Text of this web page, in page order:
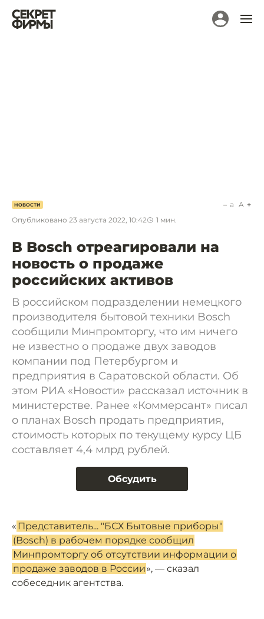
НОВОСТИ
Опубликовано 23 августа 2022, 10:42 1 мин.
a A
В Bosch отреагировали на
новость о продаже
российских активов
В российском подразделении немецкого
производителя бытовой техники Bosch
сообщили Минпромторгу, что им ничего
не известно о продаже двух заводов
компании под Петербургом и
предприятия в Саратовской области. Об
этом РИА «Новости» рассказал источник в
министерстве. Ранее «Коммерсант» писал
о планах Bosch продать предприятия,
стоимость которых по текущему курсу ЦБ
составляет 4,4 млрд рублей.
Обсудить
« Представитель... "БСХ Бытовые приборы"
(Bosch) в рабочем порядке сообщил
Минпромторгу об отсутствии информации о
продаже заводов в России», — сказал
собеседник агентства.